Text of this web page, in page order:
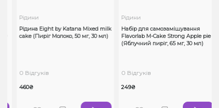
Рідини
Рідина Eight by Katana Mixed milk
cake (Пиріг Молоко, 50 мг, 30 мл)
0 Відгуків
460₴
Рідини
Набір для самозамішування
Flavorlab M-Cake Strong Apple pie
(Яблучний пиріг, 65 мг, 30 мл)
0 Відгуків
249₴